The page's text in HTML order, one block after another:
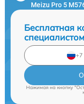
Meizu Pro 5
Бесплатная
специалистом
Нажимая на кнопку